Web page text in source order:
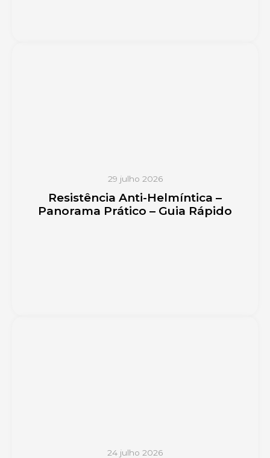
29 julho 2026
Resistência Anti-Helmíntica –
Panorama Prático – Guia Rápido
24 julho 2026